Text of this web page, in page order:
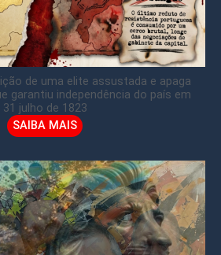
de uma elite assustada e apaga
garantiu independência do país em
31 julho de 1823
SAIBA MAIS